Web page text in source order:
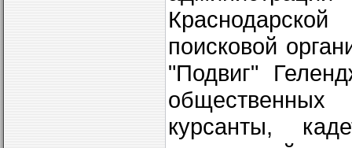
поисковой
"Подвиг"
курсанты,